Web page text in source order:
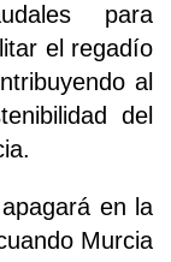
para
el regadío
al
del
en la
Murcia